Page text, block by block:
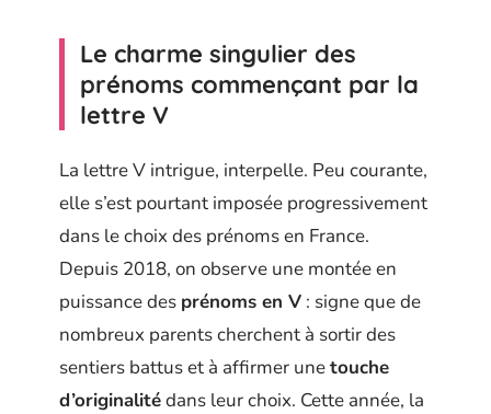
Le charme singulier des
prénoms commençant par la
lettre V
La lettre V intrigue, interpelle. Peu courante,
elle s’est pourtant imposée progressivement
dans le choix des prénoms en France.
Depuis 2018, on observe une montée en
puissance des prénoms en V : signe que de
nombreux parents cherchent à sortir des
sentiers battus et à affirmer unetouche
d’originalitédans leur choix. Cette année, la